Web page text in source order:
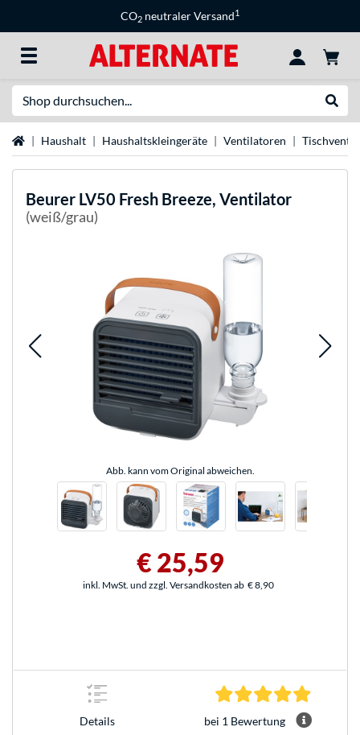
CO2 neutraler Versand1
StartseiteHaushalt Haushaltskleingeräte Ventilatoren
Beurer LV50 Fresh Breeze, Ventilator
(weiß/grau)
Abb. kann vom Original abweichen.
€ 25,59
inkl. MwSt. und zzgl. Versandkosten ab € 8,90
Details bei 1 Bewertung